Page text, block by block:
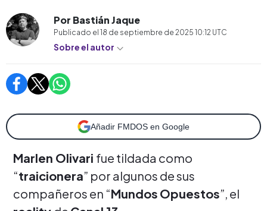
Por Bastián Jaque
Publicado el 18 de septiembre de 2025 10:12 UTC
Sobre el autor
Añadir FMDOS en Google
Marlen Olivari fue tildada como
“traicionera” por algunos de sus
compañeros en “Mundos Opuestos”, el